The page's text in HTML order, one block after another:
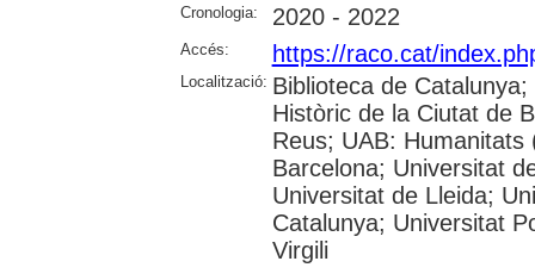
Cronologia: 2020 - 2022
Accés: https://raco.cat/
Localització: Biblioteca de
Històric de la Ciutat de
Reus; UAB:
Barcelona; Universitat
Universitat de Lleida;
Catalunya; Universitat
Virgili